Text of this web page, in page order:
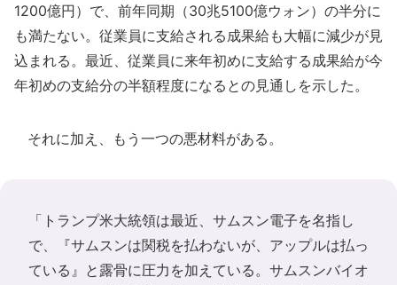
1200億円）で、前年同期（30兆5100億ウォン）の半分に
も満たない。従業員に支給される成果給も大幅に減少が見
込まれる。最近、従業員に来年初めに支給する成果給が今
年初めの支給分の半額程度になるとの見通しを示した。
それに加え、もう一つの悪材料がある。
「トランプ米大統領は最近、サムスン電子を名指し
で、『サムスンは関税を払わないが、アップルは払っ
ている』と露骨に圧力を加えている。サムスンバイオ